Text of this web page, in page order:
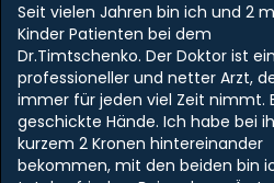
Seit vielen Jahren bin ich und 2
Kinder Patienten bei dem
Dr.Timtschenko. Der Doktor ist
professioneller und netter Arzt,
immer für jeden viel Zeit nimmt.
geschickte Hände. Ich habe bei
kurzem 2 Kronen hintereinander
bekommen, mit den beiden bin